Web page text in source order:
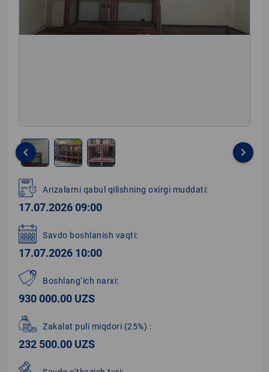
1
of
3
keyboard_arrow_left keyboard_arrow_right
Arizalarni qabul qilishning oxirgi muddati:
17.07.2026 09:00
Savdo boshlanish vaqti:
17.07.2026 10:00
Boshlang‘ich narxi:
930 000.00 UZS
Zakalat puli miqdori (25%) :
232 500.00 UZS